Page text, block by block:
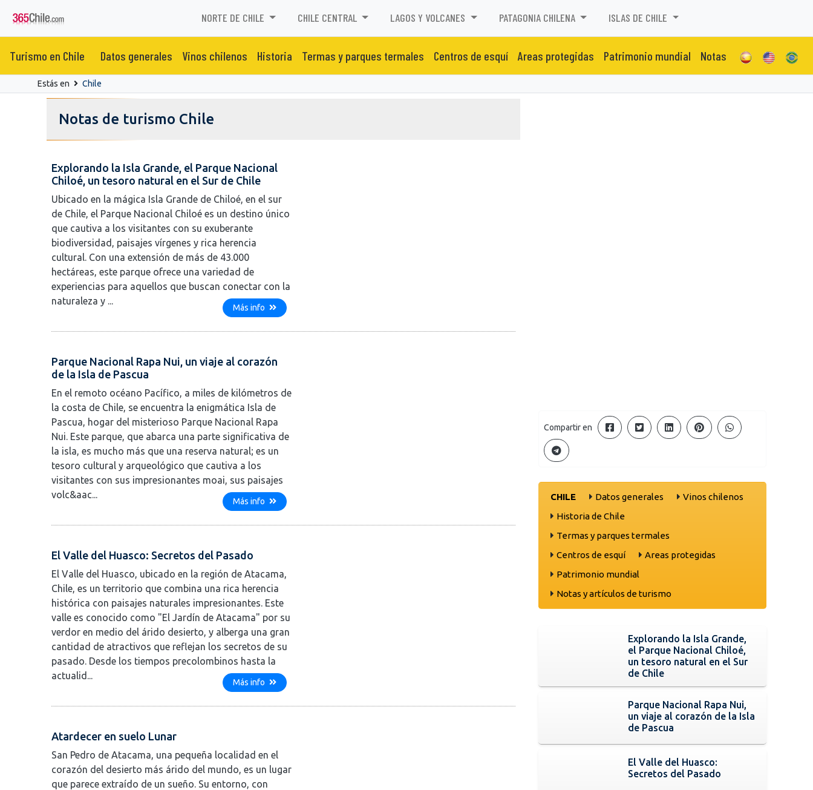
NORTE DE CHILE CHILE CENTRAL LAGOS Y VOLCANES PATAGONIA CHILENA ISLAS DE CHILE
Turismo en Chile Datos generales Vinos chilenos Historia Termas y parques termales Centros de esquí Areas protegidas Patrimonio mundial Notas
Estás en Chile
Notas de turismo Chile
Explorando la Isla Grande, el Parque Nacional
Chiloé, un tesoro natural en el Sur de Chile
Ubicado en la mágica Isla Grande de Chiloé, en el sur
de Chile, el Parque Nacional Chiloé es un destino único
que cautiva a los visitantes con su exuberante
biodiversidad, paisajes vírgenes y rica herencia
cultural. Con una extensión de más de 43.000
hectáreas, este parque ofrece una variedad de
experiencias para aquellos que buscan conectar con la
naturaleza y ...
Más info
Parque Nacional Rapa Nui, un viaje al corazón
de la Isla de Pascua
En el remoto océano Pacífico, a miles de kilómetros de
la costa de Chile, se encuentra la enigmática Isla de
Pascua, hogar del misterioso Parque Nacional Rapa
Nui. Este parque, que abarca una parte significativa de
la isla, es mucho más que una reserva natural; es un
tesoro cultural y arqueológico que cautiva a los
visitantes con sus impresionantes moai, sus paisajes
volc&aac...
Más info
El Valle del Huasco: Secretos del Pasado
El Valle del Huasco, ubicado en la región de Atacama,
Chile, es un territorio que combina una rica herencia
histórica con paisajes naturales impresionantes. Este
valle es conocido como "El Jardín de Atacama" por su
verdor en medio del árido desierto, y alberga una gran
cantidad de atractivos que reflejan los secretos de su
pasado. Desde los tiempos precolombinos hasta la
actualid...
Más info
Atardecer en suelo Lunar
San Pedro de Atacama, una pequeña localidad en el
corazón del desierto más árido del mundo, es un lugar
que parece extraído de un sueño. Su entorno, con
Compartir en
CHILE Datos generales
Vinos chilenos
Historia de Chile
Termas y parques termales
Centros de esquí
Areas protegidas
Patrimonio mundial
Notas y artículos de turismo
Explorando la Isla Grande,
el Parque Nacional Chiloé,
un tesoro natural en el Sur
de Chile
Parque Nacional Rapa Nui,
un viaje al corazón de la Isla
de Pascua
El Valle del Huasco:
Secretos del Pasado